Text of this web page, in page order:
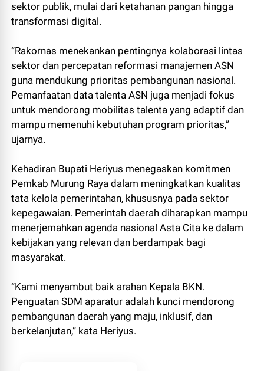
sektor publik, mulai dari ketahanan pangan hingga
transformasi digital.
“Rakornas menekankan pentingnya kolaborasi lintas
sektor dan percepatan reformasi manajemen ASN
guna mendukung prioritas pembangunan nasional.
Pemanfaatan data talenta ASN juga menjadi fokus
untuk mendorong mobilitas talenta yang adaptif dan
mampu memenuhi kebutuhan program prioritas,”
ujarnya.
Kehadiran Bupati Heriyus menegaskan komitmen
Pemkab Murung Raya dalam meningkatkan kualitas
tata kelola pemerintahan, khususnya pada sektor
kepegawaian. Pemerintah daerah diharapkan mampu
menerjemahkan agenda nasional Asta Cita ke dalam
kebijakan yang relevan dan berdampak bagi
masyarakat.
“Kami menyambut baik arahan Kepala BKN.
Penguatan SDM aparatur adalah kunci mendorong
pembangunan daerah yang maju, inklusif, dan
berkelanjutan,” kata Heriyus.